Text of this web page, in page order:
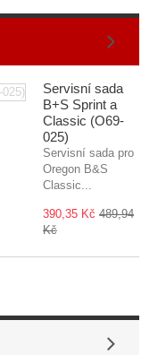
Servisní sada
B+S Sprint a
Classic (O69-
025)
Servisní sada pro
Oregon B&S
Classic...
390,35 Kč 489,94
Kč